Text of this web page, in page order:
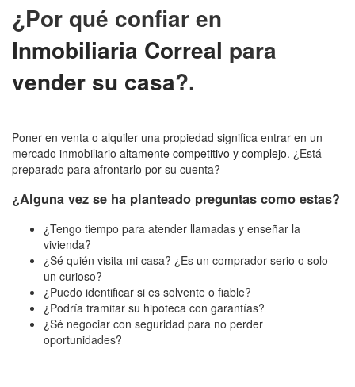
¿Por qué confiar en
Inmobiliaria Correal para
vender su casa?.
Poner en venta o alquiler una propiedad significa entrar en un
mercado inmobiliario altamente competitivo y complejo. ¿Está
preparado para afrontarlo por su cuenta?
¿Alguna vez se ha planteado preguntas como estas?
¿Tengo tiempo para atender llamadas y enseñar la
vivienda?
¿Sé quién visita mi casa? ¿Es un comprador serio o solo
un curioso?
¿Puedo identificar si es solvente o fiable?
¿Podría tramitar su hipoteca con garantías?
¿Sé negociar con seguridad para no perder
oportunidades?